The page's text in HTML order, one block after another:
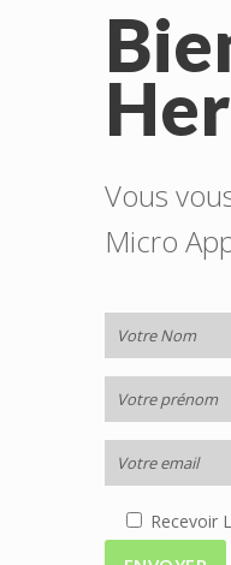
Vous
Micro
Recevoir